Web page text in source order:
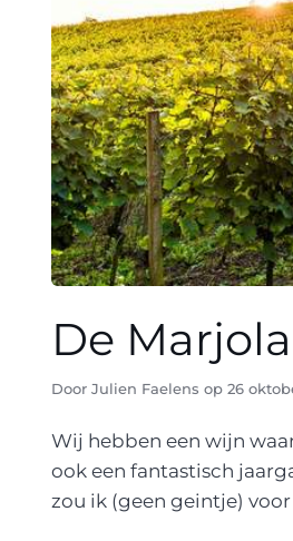
De
Door Julien Faelens op 26
Wij hebben een wijn
ook een fantastisch
zou ik (geen geintje)